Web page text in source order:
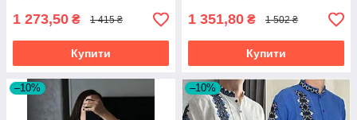
1 273,50 ₴ 1 415 ₴
Купити
1 351,80 ₴ 1 502 ₴
Купити
–10% –10%